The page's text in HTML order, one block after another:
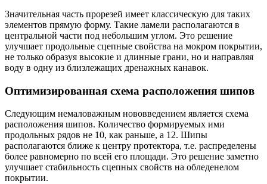
Значительная часть прорезей имеет классическую для таких
элементов прямую форму. Такие ламели располагаются в
центральной части под небольшим углом. Это решение
улучшает продольные сцепные свойства на мокром покрытии,
не только образуя высокие и длинные грани, но и направляя
воду в одну из близлежащих дренажных канавок.
Оптимизированная схема расположения шипов
Следующим немаловажным нововведением является схема
расположения шипов. Количество формируемых ими
продольных рядов не 10, как раньше, а 12. Шипы
располагаются ближе к центру протектора, т.е. распределены
более равномерно по всей его площади. Это решение заметно
улучшает стабильность сцепных свойств на обледенелом
покрытии.